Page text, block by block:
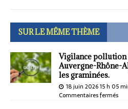
SUR LE MÊME THÈME
Vigilance pollution
Auvergne-Rhône-
les graminées.
18 juin 2026 15 h 05
Commentaires fermés